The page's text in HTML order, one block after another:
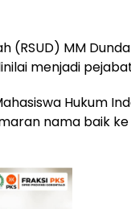
(RSUD) MM
menjadi
Hukum
nama baik